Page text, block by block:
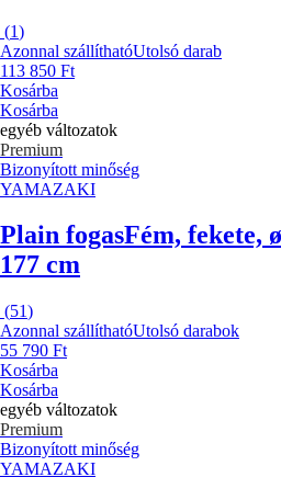
(1)
Azonnal szállíthatóUtolsó darab
113 850 Ft
Kosárba
Kosárba
egyéb változatok
Premium
Bizonyított minőség
YAMAZAKI
Plain fogasFém, fekete,
177 cm
(51)
Azonnal szállíthatóUtolsó darabok
55 790 Ft
Kosárba
Kosárba
egyéb változatok
Premium
Bizonyított minőség
YAMAZAKI